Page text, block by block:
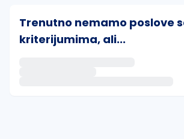
Trenutno nemamo poslove
kriterijumima, ali...